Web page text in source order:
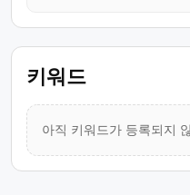
키워드
아직 키워드가 등록되지